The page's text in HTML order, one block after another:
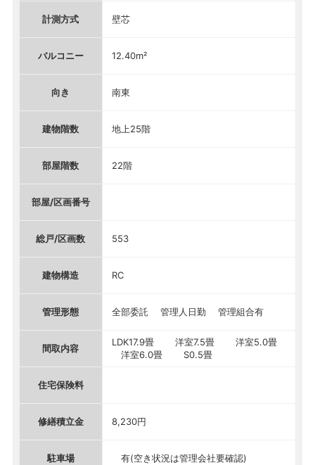
計測方式 壁芯
バルコニー 12.40m²
向き 南東
建物階数 地上25階
部屋階数 22階
部屋/区画番号
総戸/区画数 553
建物構造 RC
管理形態 全部委託 管理人日勤 管理組合有
間取内容
LDK17.9畳 洋室7.5畳 洋室5.0畳
洋室6.0畳 S0.5畳
住宅保険料
修繕積立金 8,230円
駐車場 有(空き状況は管理会社要確認)